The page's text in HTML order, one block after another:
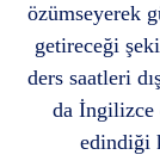
özümseyerek
getireceği
ders saatleri
da İngilizce
edindiği